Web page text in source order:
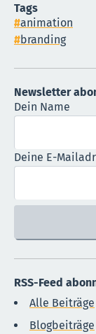
Tags
animation
branding
Newsletter
Dein Name
Deine E-
RSS-Feed
Alle Beiträge
Blogbeiträge